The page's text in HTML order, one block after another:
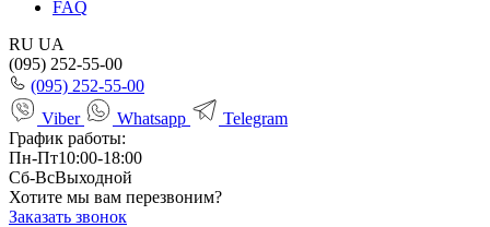
FAQ
RU UA
(095) 252-55-00
(095) 252-55-00
Viber
Whatsapp
Telegram
График работы:
Пн-Пт10:00-18:00
Сб-ВсВыходной
Хотите мы вам перезвоним?
Заказать звонок